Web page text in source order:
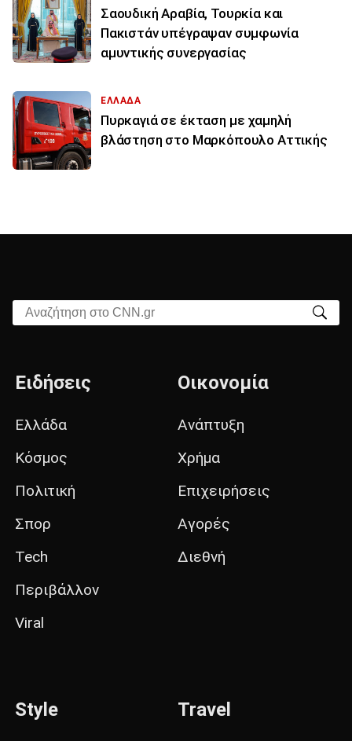
Σαουδική Αραβία, Τουρκία και
Πακιστάν υπέγραψαν συμφωνία
αμυντικής συνεργασίας
ΕΛΛΑΔΑ
Πυρκαγιά σε έκταση με χαμηλή
βλάστηση στο Μαρκόπουλο Αττικής
Αναζήτηση στο CNN.gr
Ειδήσεις
Ελλάδα
Κόσμος
Πολιτική
Σπορ
Tech
Περιβάλλον
Viral
Οικονομία
Ανάπτυξη
Χρήμα
Επιχειρήσεις
Αγορές
Διεθνή
Style Travel